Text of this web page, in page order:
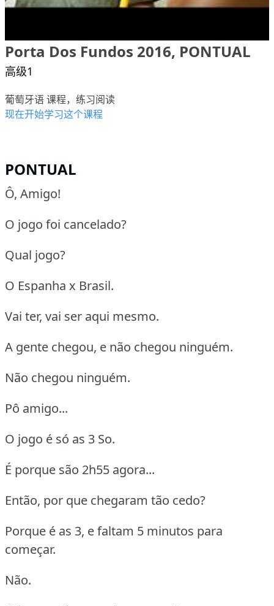
Porta Dos Fundos 2016, PONTUAL
高级1
葡萄牙语 课程，练习阅读
现在开始学习这个课程
PONTUAL
Ô, Amigo!
O jogo foi cancelado?
Qual jogo?
O Espanha x Brasil.
Vai ter, vai ser aqui mesmo.
A gente chegou, e não chegou ninguém.
Não chegou ninguém.
Pô amigo...
O jogo é só as 3 So.
É porque são 2h55 agora...
Então, por que chegaram tão cedo?
Porque é as 3, e faltam 5 minutos para
começar.
Não.